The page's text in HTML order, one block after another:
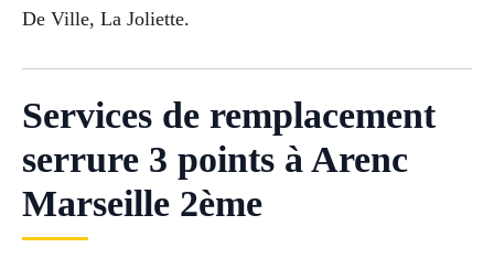
De Ville, La Joliette.
Services de remplacement
serrure 3 points à Arenc
Marseille 2ème